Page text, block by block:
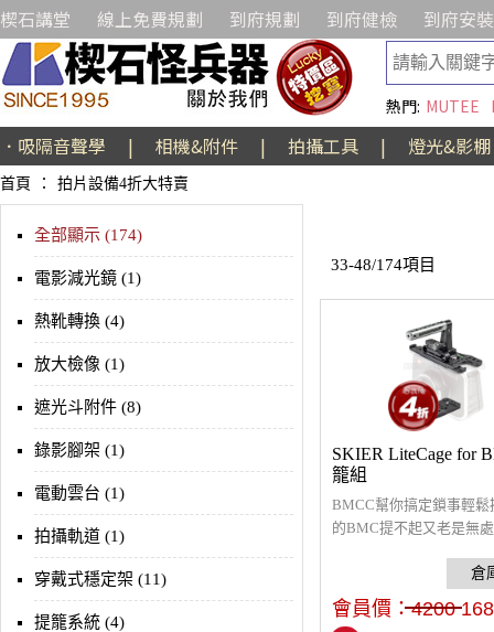
楔石講堂 線上免費規劃 到府規劃 到府健檢 到府安裝
熱門: MUTEE
．吸隔音聲學 | 相機&附件 | 拍攝工具 | 燈光&影棚
首頁 ： 拍片設備4折大特賣
全部顯示 (174)
電影減光鏡 (1)
熱靴轉換 (4)
放大檢像 (1)
遮光斗附件 (8)
錄影腳架 (1)
電動雲台 (1)
拍攝軌道 (1)
穿戴式穩定架 (11)
提籠系統 (4)
33-48/174項目
SKIER LiteCage for
籠組
BMCC幫你搞定鎖事輕鬆
的BMC提不起又老是無
態Cage有別於市場上
覆形，採用極精簡手法打
Cage貼心設計組裝簡易
會員價：4200